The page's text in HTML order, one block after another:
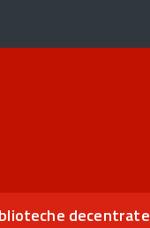
decentrate